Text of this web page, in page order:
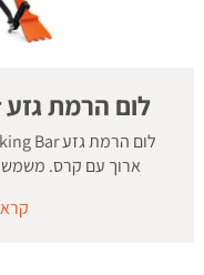
לום הרמת גזע Breaking Bar
ארוך עם קרס. משמש